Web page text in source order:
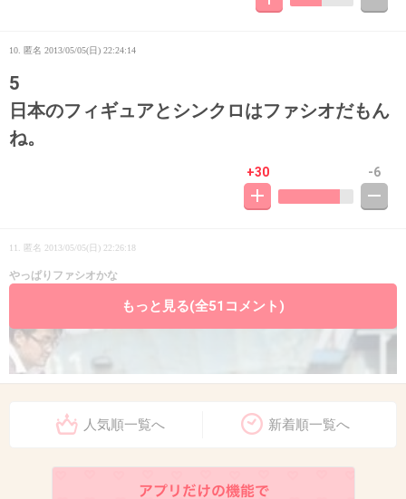
10. 匿名 2013/05/05(日) 22:24:14
5
日本のフィギュアとシンクロはファシオだもん
ね。
+30 -6
11. 匿名 2013/05/05(日) 22:26:18
やっぱりファシオかな
もっと見る(全51コメント)
人気順一覧へ 新着順一覧へ